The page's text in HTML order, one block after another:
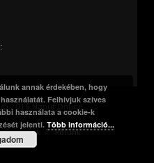
2016 Napút Online
Szerzőink Rólunk
annak érdekében, hogy
Felhívjuk szíves
használata a cookie-k
jelenti.Több információ...